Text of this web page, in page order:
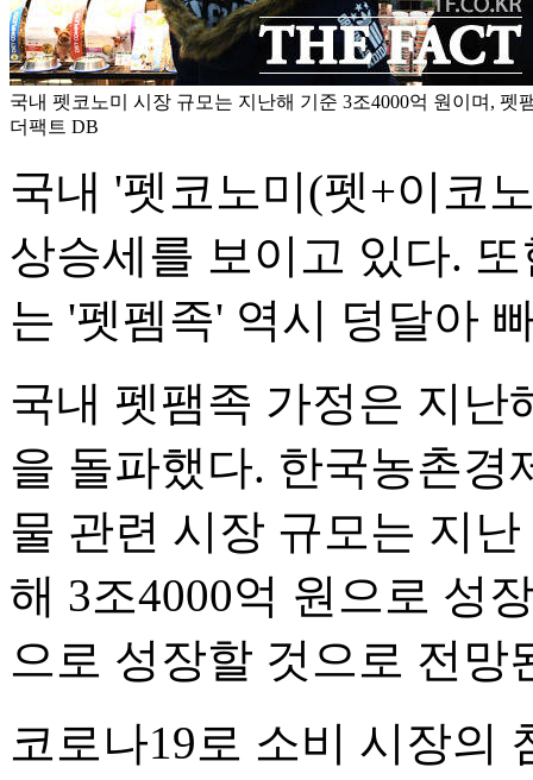
국내 펫코노미 시장 규모는 지난해 기준 3조4000억 원이며, 펫
더팩트 DB
국내 '펫코노미(펫+이코
상승세를 보이고 있다.
는 '펫펨족' 역시 덩달아
국내 펫팸족 가정은 지난
을 돌파했다. 한국농촌경
물 관련 시장 규모는 지
해 3조4000억 원으로 성
으로 성장할 것으로 전망
코로나19로 소비 시장의